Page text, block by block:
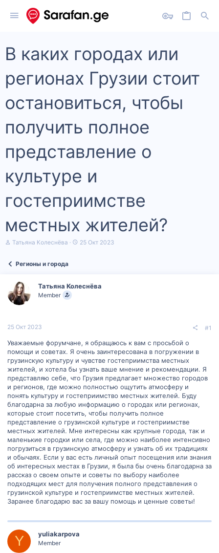
В каких городах или
регионах Грузии стоит
остановиться, чтобы
получить полное
представление о
культуре и
гостеприимстве
местных жителей?
А
е
м
ы
Татьяна Колеснёва
Д
ч
25 Окт 2023
Регионы и города
Татьяна Колеснёва
Member
25 Окт 2023 #1
Уважаемые форумчане, я обращаюсь к вам с просьбой о
помощи и советах. Я очень заинтересована в погружении в
грузинскую культуру и чувстве гостеприимства местных
жителей, и хотела бы узнать ваше мнение и рекомендации. Я
представляю себе, что Грузия предлагает множество городов
и регионов, где можно полностью ощутить атмосферу и
понять культуру и гостеприимство местных жителей. Буду
благодарна за любую информацию о городах или регионах,
которые стоит посетить, чтобы получить полное
представление о грузинской культуре и гостеприимстве
местных жителей. Мне интересны как крупные города, так и
маленькие городки или села, где можно наиболее интенсивно
погрузиться в грузинскую атмосферу и узнать об их традициях
и обычаях. Если у вас есть личный опыт посещения или знания
об интересных местах в Грузии, я была бы очень благодарна за
рассказ о своем опыте и советы по выбору наиболее
подходящих мест для получения полного представления о
грузинской культуре и гостеприимстве местных жителей.
Заранее благодарю вас за вашу помощь и ценные советы!
Y yuliakarpova
Member